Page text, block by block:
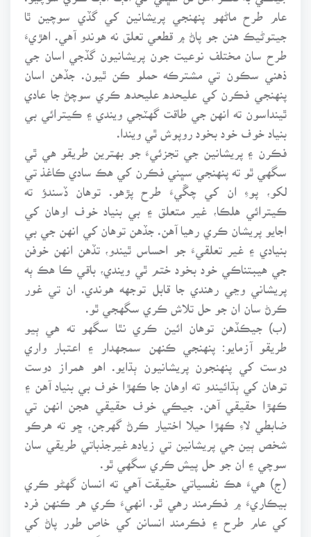
عام طرح ماڻهو پنهنجي پريشانين کي گڏي سوچين ٿا
جيتوڻيڪ هنن جو پاڻ ۾ قطعي تعلق نه هوندو آهي. اهڙيءَ
طرح سان مختلف نوعيت جون پريشانيون گڏجي اسان جي
ذهني سڪون تي مشترڪه حملو ڪن ٿيون. جڏهن اسان
پنهنجي فڪرن کي عليحده عليحده ڪري سوچڻ جا عادي
ٿينداسون ته انهن جي طاقت گهٽجي ويندي ۽ ڪيترائي بي
بنياد خوف خود بخود روپوش ٿي ويندا.
فڪرن ۽ پريشانين جي تجزئيءَ جو بهترين طريقو هي ٿي
سگهي ٿو ته پنهنجي سڀني فڪرن کي هڪ سادي ڪاغذ تي
لکو، پوءِ ان کي چڱيءَ طرح پڙهو. توهان ڏسندؤ ته
ڪيترائي هلڪا، غير متعلق ۽ بي بنياد خوف اوهان کي
اجايو پريشان ڪري رهيا آهن. جڏهن توهان کي انهن جي بي
بنيادي ۽ غير تعلقيءَ جو احساس ٿيندو، تڏهن انهن خوفن
جي هيبتناڪي خود بخود ختم ٿي ويندي، باقي ڪا هڪ ٻه
پريشاني وڃي رهندي جا قابل توجهه هوندي. ان تي غور
ڪرڻ سان ان جو حل تلاش ڪري سگهجي ٿو.
(ب) جيڪڏهن توهان ائين ڪري نٿا سگهو ته هي ٻيو
طريقو آزمايو: پنهنجي ڪنهن سمجهدار ۽ اعتبار واري
دوست کي پنهنجون پريشانيون ٻڌايو. اهو همراز دوست
توهان کي ٻڌائيندو ته اوهان جا ڪهڙا خوف بي بنياد آهن ۽
ڪهڙا حقيقي آهن. جيڪي خوف حقيقي هجن انهن تي
ضابطي لاءِ ڪهڙا حيلا اختيار ڪرڻ گهرجن، ڇو ته هرڪو
شخص ٻين جي پريشانين تي زياده غيرجذباتي طريقي سان
سوچي ۽ ان جو حل پيش ڪري سگهي ٿو.
(ج) هيءَ هڪ نفسياتي حقيقت آهي ته انسان گهڻو ڪري
بيڪاريءَ ۾ فڪرمند رهي ٿو. انهيءَ ڪري هر ڪنهن فرد
کي عام طرح ۽ فڪرمند انسانن کي خاص طور پاڻ کي